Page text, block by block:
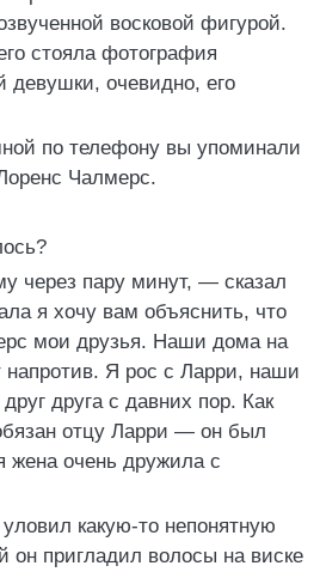
восковой фигурой.
стояла фотография
девушки, очевидно, его
по телефону вы упоминали
Чалмерс.
через пару минут, — сказал
я хочу вам объяснить, что
мои друзья. Наши дома на
напротив. Я рос с Ларри, наши
друга с давних пор. Как
отцу Ларри — он был
жена очень дружила с
какую-то непонятную
он пригладил волосы на виске